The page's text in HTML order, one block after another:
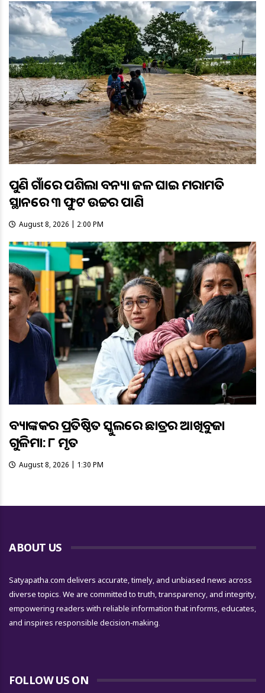
ପୁଣି ଗାଁରେ ପଶିଲା ବନ୍ୟା ଜଳ ଘାଇ ମରାମତି
ସ୍ଥାନରେ ୩ ଫୁଟ ଉଚ୍ଚର ପାଣି
August 8, 2026 | 2:00 PM
ବ୍ୟାଙ୍କକର ପ୍ରତିଷ୍ଠିତ ସ୍କୁଲରେ ଛାତ୍ରର ଆଖିବୁଜା
ଗୁଳିମାଡ଼: ୮ ମୃତ
August 8, 2026 | 1:30 PM
ABOUT US
Satyapatha.com delivers accurate, timely, and unbiased news across
diverse topics. We are committed to truth, transparency, and integrity,
empowering readers with reliable information that informs, educates,
and inspires responsible decision-making.
FOLLOW US ON